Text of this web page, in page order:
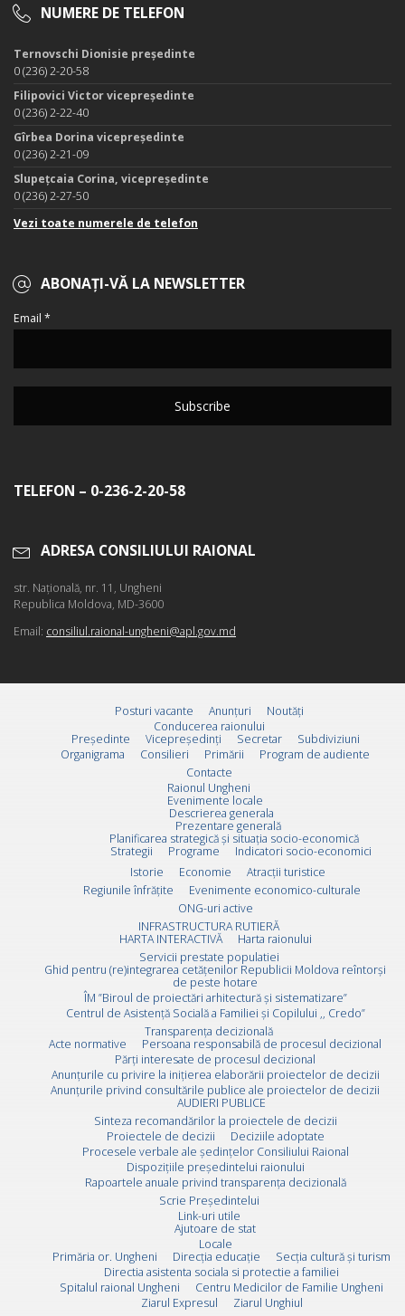
NUMERE DE TELEFON
Ternovschi Dionisie președinte
0 (236) 2-20-58
Filipovici Victor vicepreședinte
0 (236) 2-22-40
Gîrbea Dorina vicepreședinte
0 (236) 2-21-09
Slupețcaia Corina, vicepreședinte
0 (236) 2-27-50
Vezi toate numerele de telefon
ABONAȚI-VĂ LA NEWSLETTER
Email *
TELEFON – 0-236-2-20-58
ADRESA CONSILIULUI RAIONAL
str. Naţională, nr. 11, Ungheni
Republica Moldova, MD-3600
Email: consiliul.raional-ungheni@apl.gov.md
Posturi vacante Anunțuri
Noutăți
Conducerea raionului
Preşedinte
Vicepreşedinţi Secretar
Subdiviziuni
Organigrama
Consilieri Primării
Program de audiente
Contacte
Raionul Ungheni
Evenimente locale
Descrierea generala
Prezentare generală
Planificarea strategică și situația socio-economică
Strategii
Programe
Indicatori socio-economici
Istorie
Economie
Atracții turistice
Regiunile înfrățite
Evenimente economico-culturale
ONG-uri active
INFRASTRUCTURA RUTIERĂ
HARTA INTERACTIVĂ
Harta raionului
Servicii prestate populatiei
Ghid pentru (re)integrarea cetățenilor Republicii Moldova reîntorși
de peste hotare
ÎM ”Biroul de proiectări arhitectură și sistematizare”
Centrul de Asistență Socială a Familiei și Copilului ,, Credo”
Transparența decizională
Acte normative
Persoana responsabilă de procesul decizional
Părți interesate de procesul decizional
Anunțurile cu privire la inițierea elaborării proiectelor de decizii
Anunțurile privind consultările publice ale proiectelor de decizii
AUDIERI PUBLICE
Sinteza recomandărilor la proiectele de decizii
Proiectele de decizii
Deciziile adoptate
Procesele verbale ale ședințelor Consiliului Raional
Dispozițiile președintelui raionului
Rapoartele anuale privind transparența decizională
Scrie Preşedintelui
Link-uri utile
Ajutoare de stat
Locale
Primăria or. Ungheni
Direcția educație
Secția cultură și turism
Directia asistenta sociala si protectie a familiei
Spitalul raional Ungheni
Centru Medicilor de Familie Ungheni
Ziarul Expresul
Ziarul Unghiul